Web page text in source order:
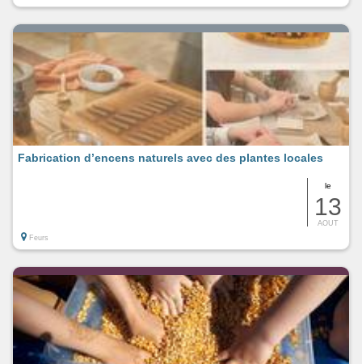
le
13
AOUT
Fabrication d’encens naturels avec des plantes locales
Feurs